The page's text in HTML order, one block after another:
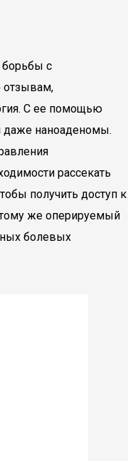
с
отзывам,
С ее помощью
наноаденомы.
рассекать
получить доступ к
тому же оперируемый
болевых